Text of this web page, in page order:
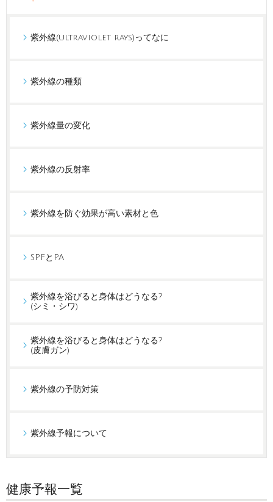
紫外線(ultraviolet rays)ってなに
紫外線の種類
紫外線量の変化
紫外線の反射率
紫外線を防ぐ効果が高い素材と色
SPFとPA
紫外線を浴びると身体はどうなる?
(シミ・シワ)
紫外線を浴びると身体はどうなる?
(皮膚ガン)
紫外線の予防対策
紫外線予報について
健康予報一覧